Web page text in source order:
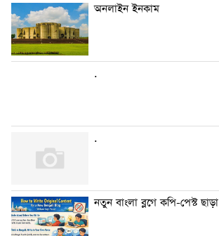
অনলাইন ইনকাম
.
.
নতুন বাংলা ব্লগে কপি-পেস্ট